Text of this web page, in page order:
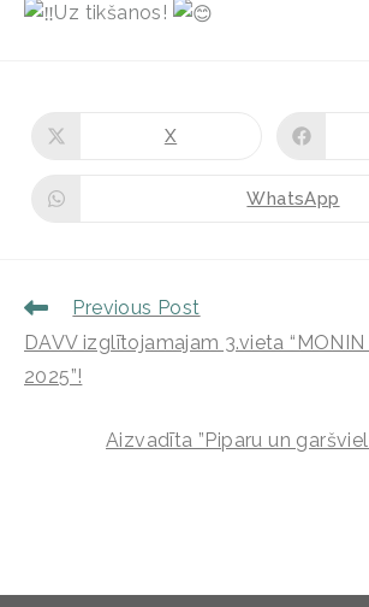
Uz tikšanos!
X
WhatsApp
Previous Post
DAVV izglītojamajam 3.vieta
2025”!
Aizvadīta ”Piparu un